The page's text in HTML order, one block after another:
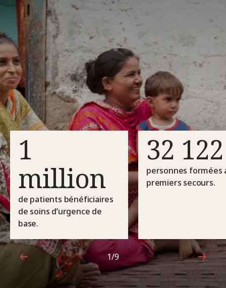
1
million
de patients bénéficiaires
de soins d’urgence de
base.
32 122
personnes formées
premiers secours.
1sur9
1/9